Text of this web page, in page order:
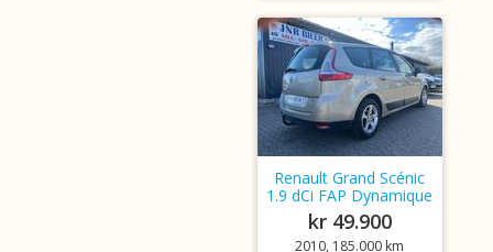
Renault Grand Scénic
1.9 dCi FAP Dynamique
kr 49.900
2010, 185.000 km